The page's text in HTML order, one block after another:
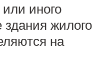
иного
здания жилого
на